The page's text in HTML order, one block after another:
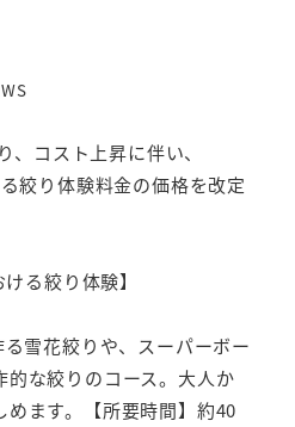
ー
、コスト上昇に伴い、
絞り体験料金の価格を改定
る絞り体験】
雪花絞りや、スーパーボー
的な絞りのコース。大人か
めます。【所要時間】約40